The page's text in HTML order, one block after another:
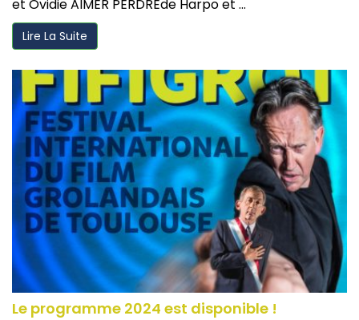
et Ovidie AIMER PERDREde Harpo et ...
Lire La Suite
Le programme 2024 est disponible !